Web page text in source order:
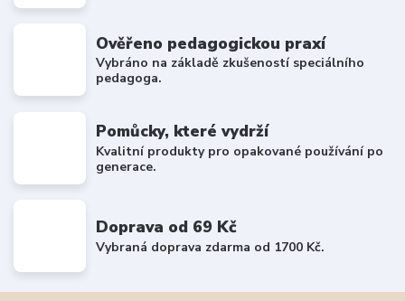
Ověřeno pedagogickou praxí
Vybráno na základě zkušeností speciálního
pedagoga.
Pomůcky, které vydrží
Kvalitní produkty pro opakované používání po
generace.
Doprava od 69 Kč
Vybraná doprava zdarma od 1700 Kč.